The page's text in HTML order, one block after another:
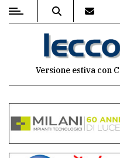
MENU
commenti
Contenuti
Versione estiva con